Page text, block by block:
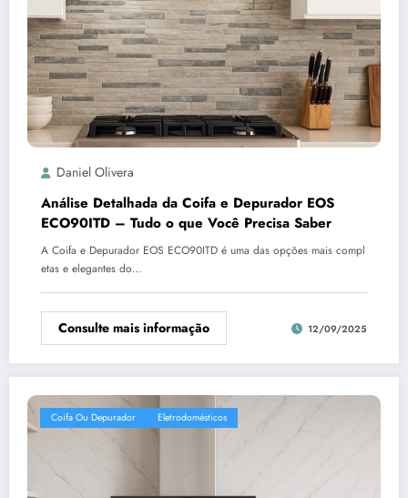
Daniel Olivera
Análise Detalhada da Coifa e Depurador EOS
ECO90ITD – Tudo o que Você Precisa Saber
A Coifa e Depurador EOS ECO90ITD é uma das opções mais compl
etas e elegantes do…
Consulte mais informação 12/09/2025
Coifa Ou Depurador Eletrodomésticos